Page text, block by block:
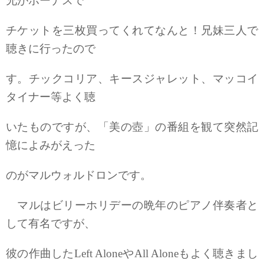
チケットを三枚買ってくれてなんと！兄妹三人で
聴きに行ったので
す。チックコリア、キースジャレット、マッコイ
タイナー等よく聴
いたものですが、「美の壺」の番組を観て突然記
憶によみがえった
のがマルウォルドロンです。
マルはビリーホリデーの晩年のピアノ伴奏者と
して有名ですが、
彼の作曲したLeft AloneやAll Aloneもよく聴きまし